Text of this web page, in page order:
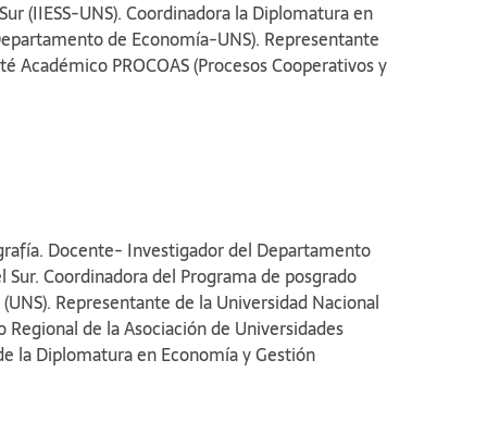
(IIESS-UNS). Coordinadora la Diplomatura en
de Economía-UNS). Representante
Académico PROCOAS (Procesos Cooperativos y
Grupo Montevideo (AUGM). En los últimos
de la Economía de la Cultura y en
Docente- Investigador del Departamento
Coordinadora del Programa de posgrado
Representante de la Universidad Nacional
de la Asociación de Universidades
la Diplomatura en Economía y Gestión
Turísticos (Departamento de Economía, UNS).
(LabEA) del (Departamento de Agronomía,